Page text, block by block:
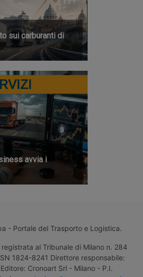
sui carburanti di
avvia i
- Portale del Trasporto e Logistica.
al Tribunale di Milano n. 284
1824-8241 Direttore responsabile:
Cronoart Srl - Milano - P.I.